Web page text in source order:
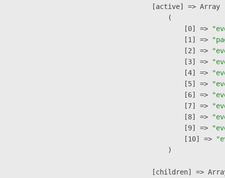
            [active] => Array
                (
                    [0] =>
                    [1] =>
                    [2] =>
                    [3] =>
                    [4] =>
                    [5] =>
                    [6] =>
                    [7] =>
                    [8] =>
                    [9] =>
                    [10] =>
                )
[children] =>